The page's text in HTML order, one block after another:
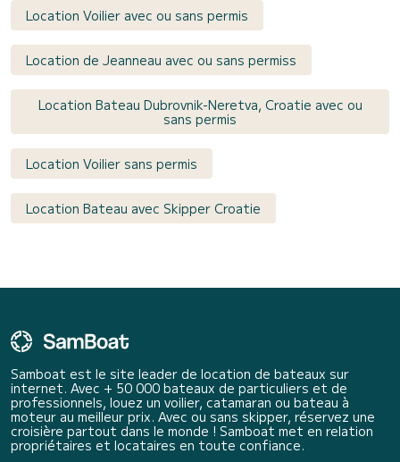
Location Voilier avec ou sans permis
Location de Jeanneau avec ou sans permiss
Location Bateau Dubrovnik-Neretva, Croatie avec ou
sans permis
Location Voilier sans permis
Location Bateau avec Skipper Croatie
Samboat est le site leader de location de bateaux sur
internet. Avec + 50 000 bateaux de particuliers et de
professionnels, louez un voilier, catamaran ou bateau à
moteur au meilleur prix. Avec ou sans skipper, réservez une
croisière partout dans le monde ! Samboat met en relation
propriétaires et locataires en toute confiance.